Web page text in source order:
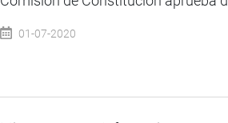
01-07-2020